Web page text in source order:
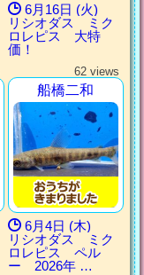
6月16日 (火)
リシオダス ミク
ロレピス 大特
価！
62 views
船橋二和
6月4日 (木)
リシオダス ミク
ロレピス ペル
ー 2026年 …